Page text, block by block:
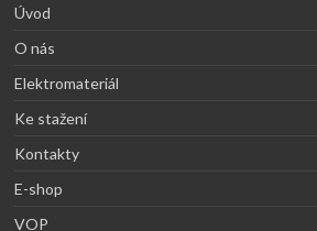
Úvod
O nás
Elektromateriál
Ke stažení
Kontakty
E-shop
VOP